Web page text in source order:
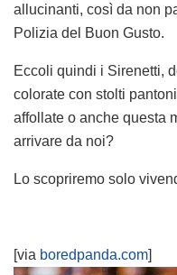
allucinanti, così da non
Polizia del Buon Gusto.
Eccoli quindi i Sirenetti,
colorate con stolti
affollate o anche questa
arrivare da noi?
Lo scopriremo solo
[via boredpanda.com]